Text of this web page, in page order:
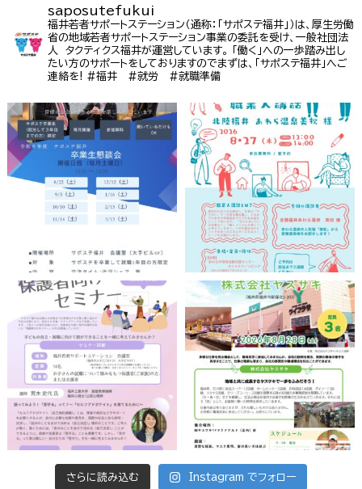
saposutefukui
福井若者サポートステーション（通称：「サポステ福井」）は、厚生労働
省の地域若者サポートステーション事業の委託を受け、一般社団法
人 タクティクス福井が運営しています。
「働く」への一歩踏み出し
たい方のサポートをしておりますのでまずは、「サポステ福井」へご
連絡を! #福井 #就労 #就職準備
さらに読み込む Instagram でフォロー